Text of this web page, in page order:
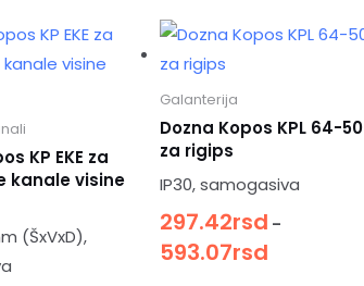
KP EKE za
kanale visine
(ŠxVxD),
Galanterija
Dozna Kopos KPL 64-50
za rigips
IP30, samogasiva
297.42rsd –
593.07rsd